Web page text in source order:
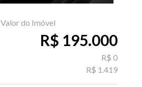
Valor do Imóvel
R$ 195.000
R$ 0
R$ 1.419